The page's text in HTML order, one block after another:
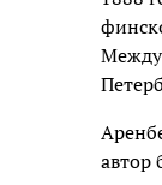
автор